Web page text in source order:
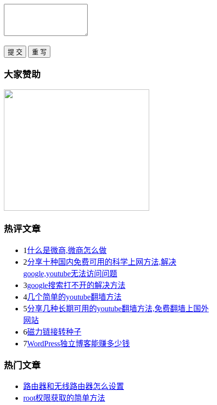
大家赞助
热评文章
1什么是微商,微商怎么做
2分享十种国内免费可用的科学上网方法,解决
google,youtube无法访问问题
3google搜索打不开的解决方法
4几个简单的youtube翻墙方法
5分享几种长期可用的youtube翻墙方法,免费翻墙上国外
网站
6磁力链接转种子
7WordPress独立博客能赚多少钱
热门文章
路由器和无线路由器怎么设置
root权限获取的简单方法